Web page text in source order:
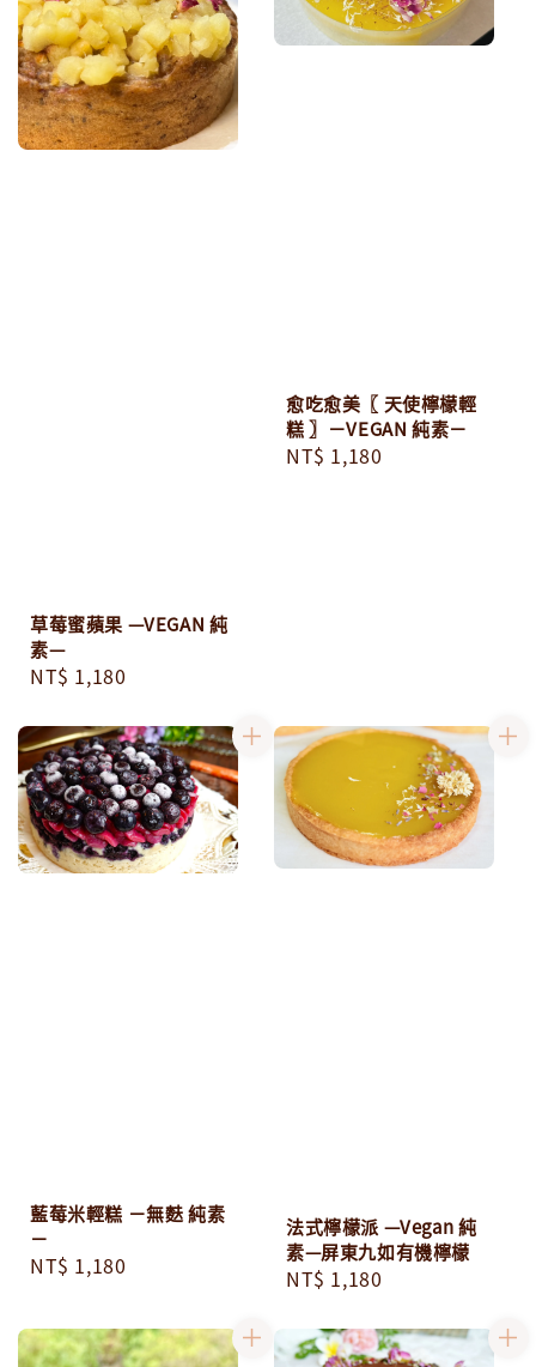
草莓蜜蘋果 —VEGAN 純
素—
Regular
NT$ 1,180
愈吃愈美〖 天使檸檬輕
糕 〗－VEGAN 純素－
Regular
NT$ 1,180
藍莓米輕糕 －無麩 純素
－
Regular
NT$ 1,180
法式檸檬派 —Vegan 純
素—屏東九如有機檸檬
Regular
NT$ 1,180